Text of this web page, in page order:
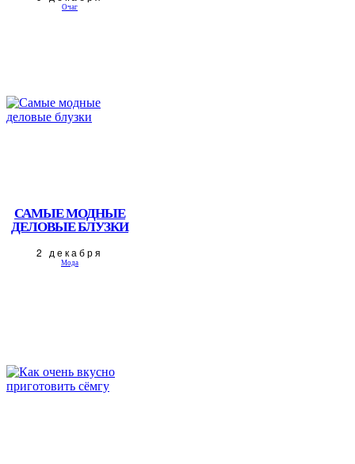
Очаг
САМЫЕ МОДНЫЕ
ДЕЛОВЫЕ БЛУЗКИ
2 декабря
Мода